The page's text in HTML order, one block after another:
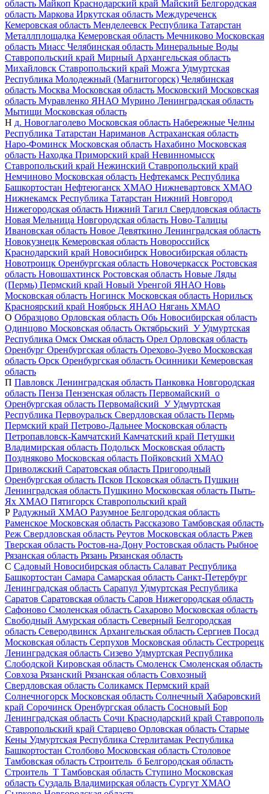
область Майкоп Краснодарский край Майский Белгородская
область Маркова Иркутская область Междуреченск
Кемеровская область Менделеевск Республика Татарстан
Металлплощадка Кемеровская область Мечниково Московская
область Миасс Челябинская область Минеральные Воды
Ставропольский край Мирный Архангельская область
Михайловск Ставропольский край Можга Удмуртская
Республика Молодежный (Магнитогорск) Челябинская
область Москва Московская область Московский Московская
область Муравленко ЯНАО Мурино Ленинградская область
Мытищи Московская область
Н д. Новоглаголево Московская область Набережные Челны
Республика Татарстан Нариманов Астраханская область
Наро-Фоминск Московская область Нахабино Московская
область Находка Приморский край Невинномысск
Ставропольский край Нежинский Ставропольский край
Немчиново Московская область Нефтекамск Республика
Башкортостан Нефтеюганск ХМАО Нижневартовск ХМАО
Нижнекамск Республика Татарстан Нижний Новгород
Нижегородская область Нижний Тагил Свердловская область
Новая Мельница Новгородская область Ново-Талицы
Ивановская область Новое Девяткино Ленинградская область
Новокузнецк Кемеровская область Новороссийск
Краснодарский край Новосибирск Новосибирская область
Новотроицк Оренбургская область Новочеркасск Ростовская
область Новошахтинск Ростовская область Новые Ляды
(Пермь) Пермский край Новый Уренгой ЯНАО Новь
Московская область Ногинск Московская область Норильск
Красноярский край Ноябрьск ЯНАО Нягань ХМАО
О Образцово Орловская область Обь Новосибирская область
Одинцово Московская область Октябрьский_У Удмуртская
Республика Омск Омская область Орел Орловская область
Оренбург Оренбургская область Орехово-Зуево Московская
область Орск Оренбургская область Осинники Кемеровская
область
П Павловск Ленинградская область Панковка Новгородская
область Пенза Пензенская область Первомайский_о
Оренбургская область Первомайский_У Удмуртская
Республика Первоуральск Свердловская область Пермь
Пермский край Петрово-Дальнее Московская область
Петропавловск-Камчатский Камчатский край Петушки
Владимирская область Подольск Московская область
Поздняково Московская область Пойковский ХМАО
Приволжский Саратовская область Пригородный
Оренбургская область Псков Псковская область Пушкин
Ленинградская область Пушкино Московская область Пыть-
Ях ХМАО Пятигорск Ставропольский край
Р Радужный ХМАО Разумное Белгородская область
Раменское Московская область Рассказово Тамбовская область
Реж Свердловская область Реутов Московская область Ржев
Тверская область Ростов-на-Дону Ростовская область Рыбное
Рязанская область Рязань Рязанская область
С Садовый Новосибирская область Салават Республика
Башкортостан Самара Самарская область Санкт-Петербург
Ленинградская область Сарапул Удмуртская Республика
Саратов Саратовская область Саров Нижегородская область
Сафоново Смоленская область Сахарово Московская область
Свободный Амурская область Северный Белгородская
область Северодвинск Архангельская область Сергиев Посад
Московская область Серпухов Московская область Сестрорецк
Ленинградская область Сизево Удмуртская Республика
Слободской Кировская область Смоленск Смоленская область
Совхоза Рязанский Рязанская область Совхозный
Свердловская область Соликамск Пермский край
Солнечногорск Московская область Солнечный Хабаровский
край Сорочинск Оренбургская область Сосновый Бор
Ленинградская область Сочи Краснодарский край Ставрополь
Ставропольский край Старцево Орловская область Старые
Кены Удмуртская Республика Стерлитамак Республика
Башкортостан Столбово Московская область Столовое
Тамбовская область Строитель_б Белгородская область
Строитель_Т Тамбовская область Ступино Московская
область Суздаль Владимирская область Сургут ХМАО